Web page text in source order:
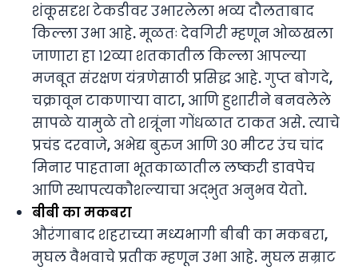
शंकूसदृश टेकडीवर उभारलेला भव्य दौलताबाद
किल्ला उभा आहे. मूळतः देवगिरी म्हणून ओळखला
जाणारा हा १२व्या शतकातील किल्ला आपल्या
मजबूत संरक्षण यंत्रणेसाठी प्रसिद्ध आहे. गुप्त बोगदे,
चक्रावून टाकणाऱ्या वाटा, आणि हुशारीने बनवलेले
सापळे यामुळे तो शत्रूंना गोंधळात टाकत असे. त्याचे
प्रचंड दरवाजे, अभेद्य बुरुज आणि ३० मीटर उंच चांद
मिनार पाहताना भूतकाळातील लष्करी डावपेच
आणि स्थापत्यकौशल्याचा अद्भुत अनुभव येतो.
बीबी का मकबरा
औरंगाबाद शहराच्या मध्यभागी बीबी का मकबरा,
मुघल वैभवाचे प्रतीक म्हणून उभा आहे. मुघल सम्राट